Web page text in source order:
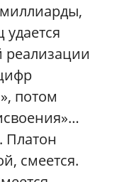
реализации
потом
Платон
смеется.